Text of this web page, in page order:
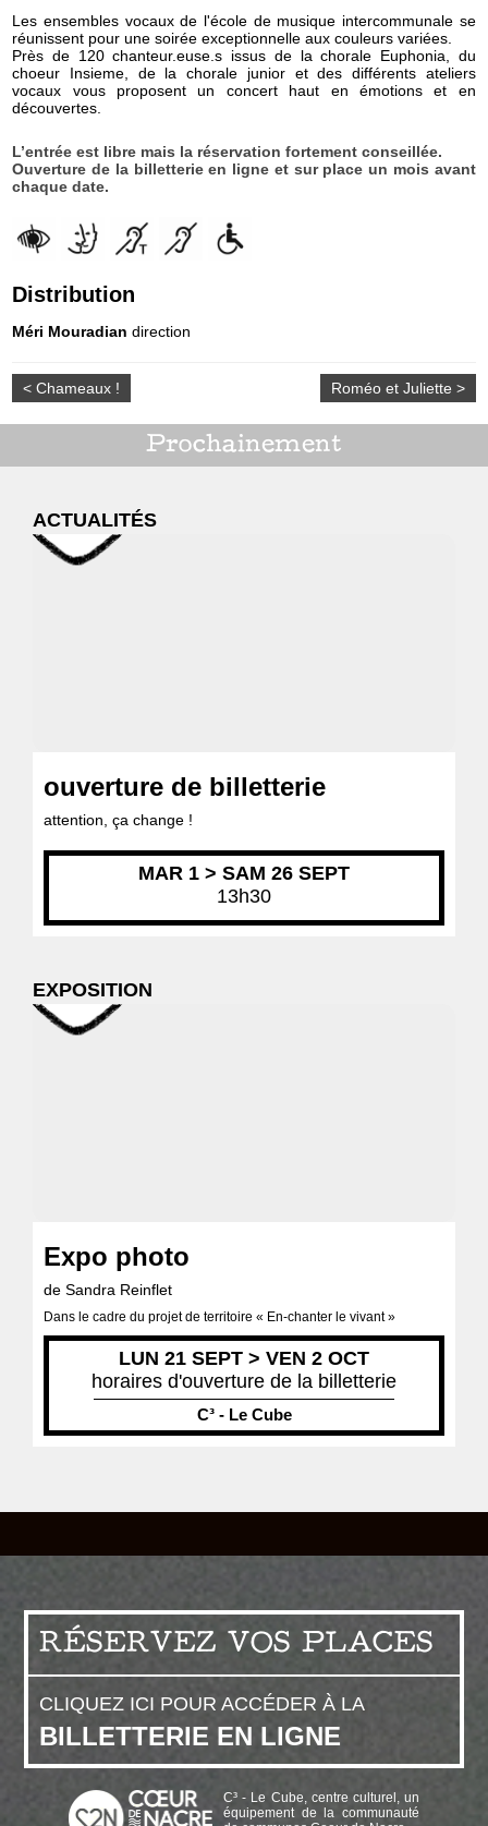
Les ensembles vocaux de l'école de musique intercommunale se
réunissent pour une soirée exceptionnelle aux couleurs variées.
Près de 120 chanteur.euse.s issus de la chorale Euphonia, du
choeur Insieme, de la chorale junior et des différents ateliers
vocaux vous proposent un concert haut en émotions et en
découvertes.
L’entrée est libre mais la réservation fortement conseillée.
Ouverture de la billetterie en ligne et sur place un mois avant
chaque date.
Distribution
Méri Mouradian direction
< Chameaux ! Roméo et Juliette >
Prochainement
ACTUALITÉS
ouverture de billetterie
attention, ça change !
MAR 1 > SAM 26 SEPT
13h30
EXPOSITION
Expo photo
de Sandra Reinflet
Dans le cadre du projet de territoire « En-chanter le vivant »
LUN 21 SEPT > VEN 2 OCT
horaires d'ouverture de la billetterie
C³ - Le Cube
RÉSERVEZ VOS PLACES
CLIQUEZ ICI POUR ACCÉDER À LA
BILLETTERIE EN LIGNE
C³ - Le Cube, centre culturel, un
équipement de la communauté